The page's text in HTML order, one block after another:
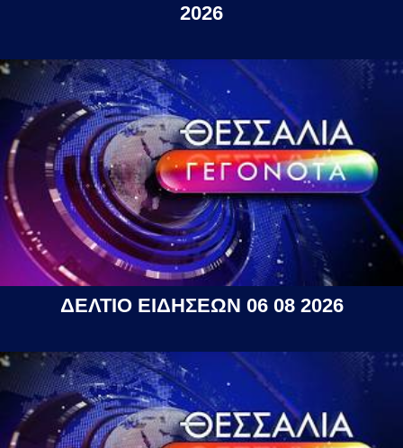
2026
ΔΕΛΤΙΟ ΕΙΔΗΣΕΩΝ 06 08 2026